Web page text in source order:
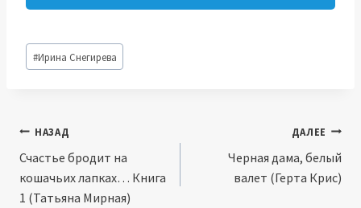
Метки
записи:
#Ирина Снегирева
Навигация
по
записям
НАЗАД
Счастье бродит на
кошачьих лапках… Книга
1 (Татьяна Мирная)
ДАЛЕЕ
Черная дама, белый
валет (Герта Крис)